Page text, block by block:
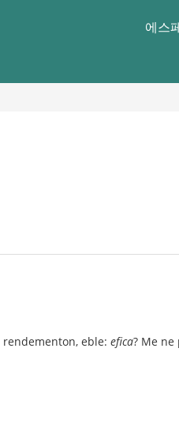
에스
eble: efica? Me